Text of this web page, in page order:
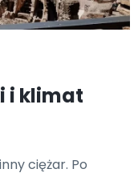
i klimat
ciężar. Po